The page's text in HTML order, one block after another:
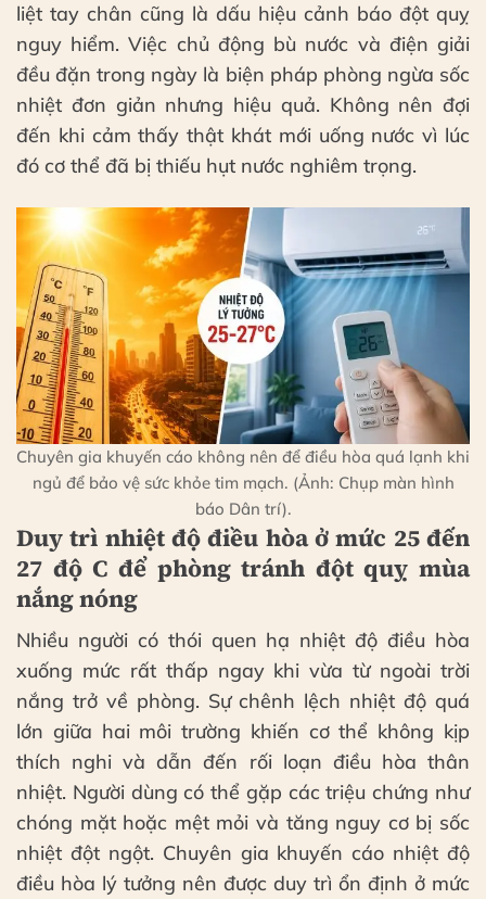
liệt tay chân cũng là dấu hiệu cảnh báo đột quỵ
nguy hiểm. Việc chủ động bù nước và điện giải
đều đặn trong ngày là biện pháp phòng ngừa sốc
nhiệt đơn giản nhưng hiệu quả. Không nên đợi
đến khi cảm thấy thật khát mới uống nước vì lúc
đó cơ thể đã bị thiếu hụt nước nghiêm trọng.
Chuyên gia khuyến cáo không nên để điều hòa quá lạnh khi
ngủ để bảo vệ sức khỏe tim mạch. (Ảnh: Chụp màn hình
báo Dân trí).
Duy trì nhiệt độ điều hòa ở mức 25 đến
27 độ C để phòng tránh đột quỵ mùa
nắng nóng
Nhiều người có thói quen hạ nhiệt độ điều hòa
xuống mức rất thấp ngay khi vừa từ ngoài trời
nắng trở về phòng. Sự chênh lệch nhiệt độ quá
lớn giữa hai môi trường khiến cơ thể không kịp
thích nghi và dẫn đến rối loạn điều hòa thân
nhiệt. Người dùng có thể gặp các triệu chứng như
chóng mặt hoặc mệt mỏi và tăng nguy cơ bị sốc
nhiệt đột ngột. Chuyên gia khuyến cáo nhiệt độ
điều hòa lý tưởng nên được duy trì ổn định ở mức